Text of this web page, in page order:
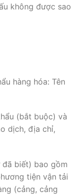
không được sao
hàng hóa: Tên
(bắt buộc) và
dịch, địa chỉ,
biết) bao gồm
tiện vận tải
(cảng, cảng